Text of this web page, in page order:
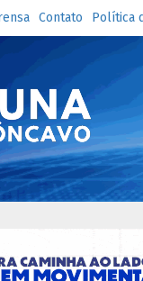
Contato Política